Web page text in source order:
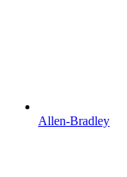
Allen-Bradley